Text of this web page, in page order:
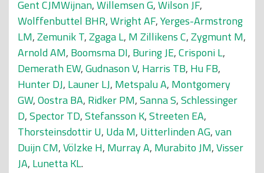
Gent CJMWijnan,Willemsen G,Wilson JF,
Wolffenbuttel BHR,Wright AF,Yerges-Armstrong
LM,Zemunik T,Zgaga L, M Zillikens C,Zygmunt M,
Arnold AM, Boomsma DI, Buring JE,Crisponi L,
Demerath EW,Gudnason V, Harris TB, Hu FB,
Hunter DJ, Launer LJ, Metspalu A, Montgomery
GW,Oostra BA, Ridker PM,Sanna S,Schlessinger
D,Spector TD,Stefansson K,Streeten EA,
Thorsteinsdottir U, Uda M, Uitterlinden AG,van
Duijn CM,Völzke H, Murray A, Murabito JM,Visser
JA, Lunetta KL.